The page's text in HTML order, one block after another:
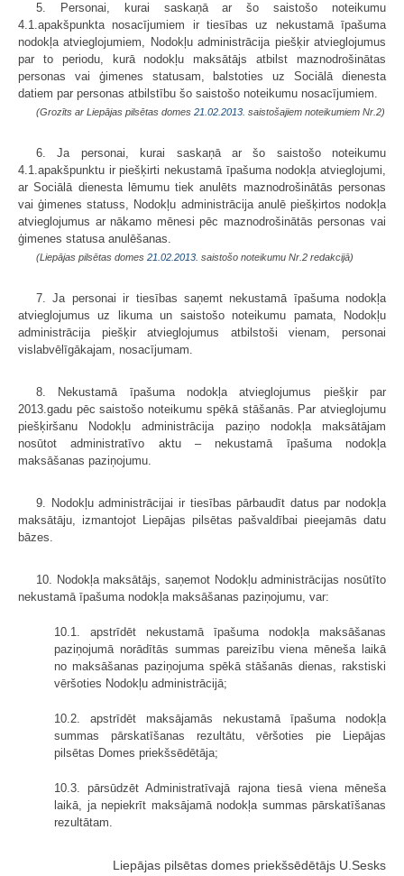
5. Personai, kurai saskaņā ar šo saistošo noteikumu
4.1.apakšpunkta nosacījumiem ir tiesības uz nekustamā īpašuma
nodokļa atvieglojumiem, Nodokļu administrācija piešķir atvieglojumus
par to periodu, kurā nodokļu maksātājs atbilst maznodrošinātas
personas vai ģimenes statusam, balstoties uz Sociālā dienesta
datiem par personas atbilstību šo saistošo noteikumu nosacījumiem.
(Grozīts ar Liepājas pilsētas domes 21.02.2013. saistošajiem noteikumiem Nr.2)
6. Ja personai, kurai saskaņā ar šo saistošo noteikumu
4.1.apakšpunktu ir piešķirti nekustamā īpašuma nodokļa atvieglojumi,
ar Sociālā dienesta lēmumu tiek anulēts maznodrošinātās personas
vai ģimenes statuss, Nodokļu administrācija anulē piešķirtos nodokļa
atvieglojumus ar nākamo mēnesi pēc maznodrošinātās personas vai
ģimenes statusa anulēšanas.
(Liepājas pilsētas domes 21.02.2013. saistošo noteikumu Nr.2 redakcijā)
7. Ja personai ir tiesības saņemt nekustamā īpašuma nodokļa
atvieglojumus uz likuma un saistošo noteikumu pamata, Nodokļu
administrācija piešķir atvieglojumus atbilstoši vienam, personai
vislabvēlīgākajam, nosacījumam.
8. Nekustamā īpašuma nodokļa atvieglojumus piešķir par
2013.gadu pēc saistošo noteikumu spēkā stāšanās. Par atvieglojumu
piešķiršanu Nodokļu administrācija paziņo nodokļa maksātājam
nosūtot administratīvo aktu – nekustamā īpašuma nodokļa
maksāšanas paziņojumu.
9. Nodokļu administrācijai ir tiesības pārbaudīt datus par nodokļa
maksātāju, izmantojot Liepājas pilsētas pašvaldībai pieejamās datu
bāzes.
10. Nodokļa maksātājs, saņemot Nodokļu administrācijas nosūtīto
nekustamā īpašuma nodokļa maksāšanas paziņojumu, var:
10.1. apstrīdēt nekustamā īpašuma nodokļa maksāšanas
paziņojumā norādītās summas pareizību viena mēneša laikā
no maksāšanas paziņojuma spēkā stāšanās dienas, rakstiski
vēršoties Nodokļu administrācijā;
10.2. apstrīdēt maksājamās nekustamā īpašuma nodokļa
summas pārskatīšanas rezultātu, vēršoties pie Liepājas
pilsētas Domes priekšsēdētāja;
10.3. pārsūdzēt Administratīvajā rajona tiesā viena mēneša
laikā, ja nepiekrīt maksājamā nodokļa summas pārskatīšanas
rezultātam.
Liepājas pilsētas domes priekšsēdētājs U.Sesks